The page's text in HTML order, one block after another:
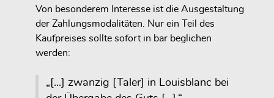
Von besonderem Interesse ist die Ausgestaltung
der Zahlungsmodalitäten. Nur ein Teil des
Kaufpreises sollte sofort in bar beglichen
werden:
„[...] zwanzig [Taler] in Louisblanc bei